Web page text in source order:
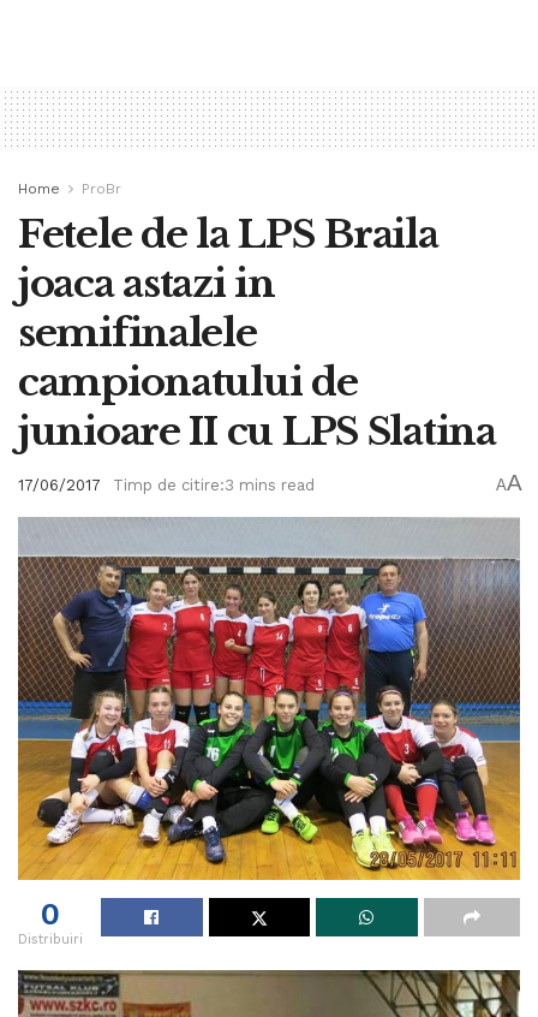
Home ProBr
Fetele de la LPS Braila
joaca astazi in
semifinalele
campionatului de
junioare II cu LPS Slatina
17/06/2017 Timp de citire:3 mins read AA
0
Distribuiri